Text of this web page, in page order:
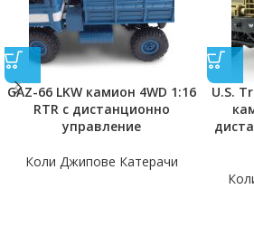
GAZ-66 LKW камион 4WD 1:16
RTR с дистанционно
управление
Коли Джипове Катерачи
U.S.